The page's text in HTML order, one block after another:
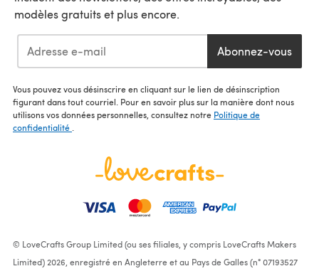
modèles gratuits et plus encore.
Abonnez-vous
Vous pouvez vous désinscrire en cliquant sur le lien de désinscription
figurant dans tout courriel. Pour en savoir plus sur la manière dont nous
utilisons vos données personnelles, consultez notre Politique de
confidentialité
© LoveCrafts Group Limited (ou ses filiales, y compris LoveCrafts Makers
Limited) 2026, enregistré en Angleterre et au Pays de Galles (n° 07193527